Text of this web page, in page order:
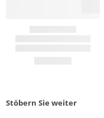
Stöbern Sie weiter